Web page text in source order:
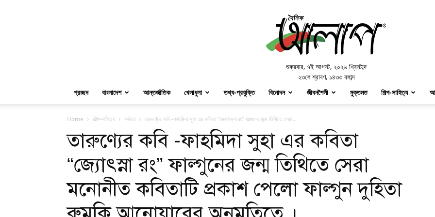
Alap
শুক্রবার, ৭ই আগস্ট, ২০২৬ খ্রিস্টাব্দ
২৩শে শ্রাবণ, ১৪৩৩ বঙ্গাব্দ
প্রচ্ছদ
বাংলাদেশ আন্তর্জাতিক খেলাধুলা তথ্য-প্রযুক্তি বিনোদন জীবনশৈলী মুক্তমত শিল্প-সাহিত্য
Home শিল্প-সাহিত্য কবিতা তারুণ্যের কবি -ফাহমিদা সুহা এর কবিতা “জ্যোৎস্না রং” ফাল্গুনের জন্ম তিথিতে সেরা...
তারুণ্যের কবি -ফাহমিদা সুহা এর কবিতা
“জ্যোৎস্না রং” ফাল্গুনের জন্ম তিথিতে সেরা
মনোনীত কবিতাটি প্রকাশ পেলো ফাল্গুন দুহিতা